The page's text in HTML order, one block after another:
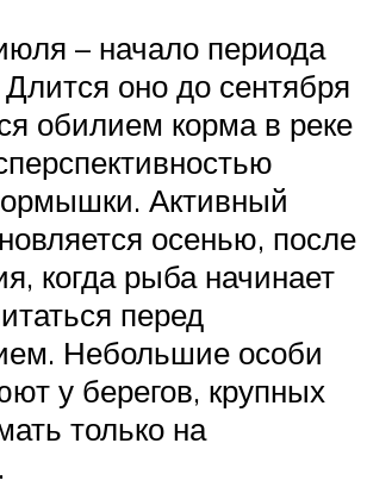
– начало периода
оно до сентября
обилием корма в реке
Активный
осенью, после
когда рыба начинает
перед
Небольшие особи
у берегов, крупных
только на